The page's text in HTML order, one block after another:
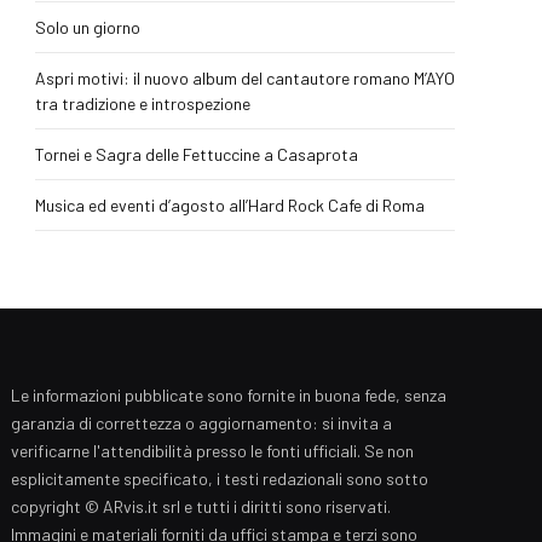
Solo un giorno
Aspri motivi: il nuovo album del cantautore romano M’AYO
tra tradizione e introspezione
Tornei e Sagra delle Fettuccine a Casaprota
Musica ed eventi d’agosto all’Hard Rock Cafe di Roma
Le informazioni pubblicate sono fornite in buona fede, senza
garanzia di correttezza o aggiornamento: si invita a
verificarne l'attendibilità presso le fonti ufficiali. Se non
esplicitamente specificato, i testi redazionali sono sotto
copyright © ARvis.it srl e tutti i diritti sono riservati.
Immagini e materiali forniti da uffici stampa e terzi sono